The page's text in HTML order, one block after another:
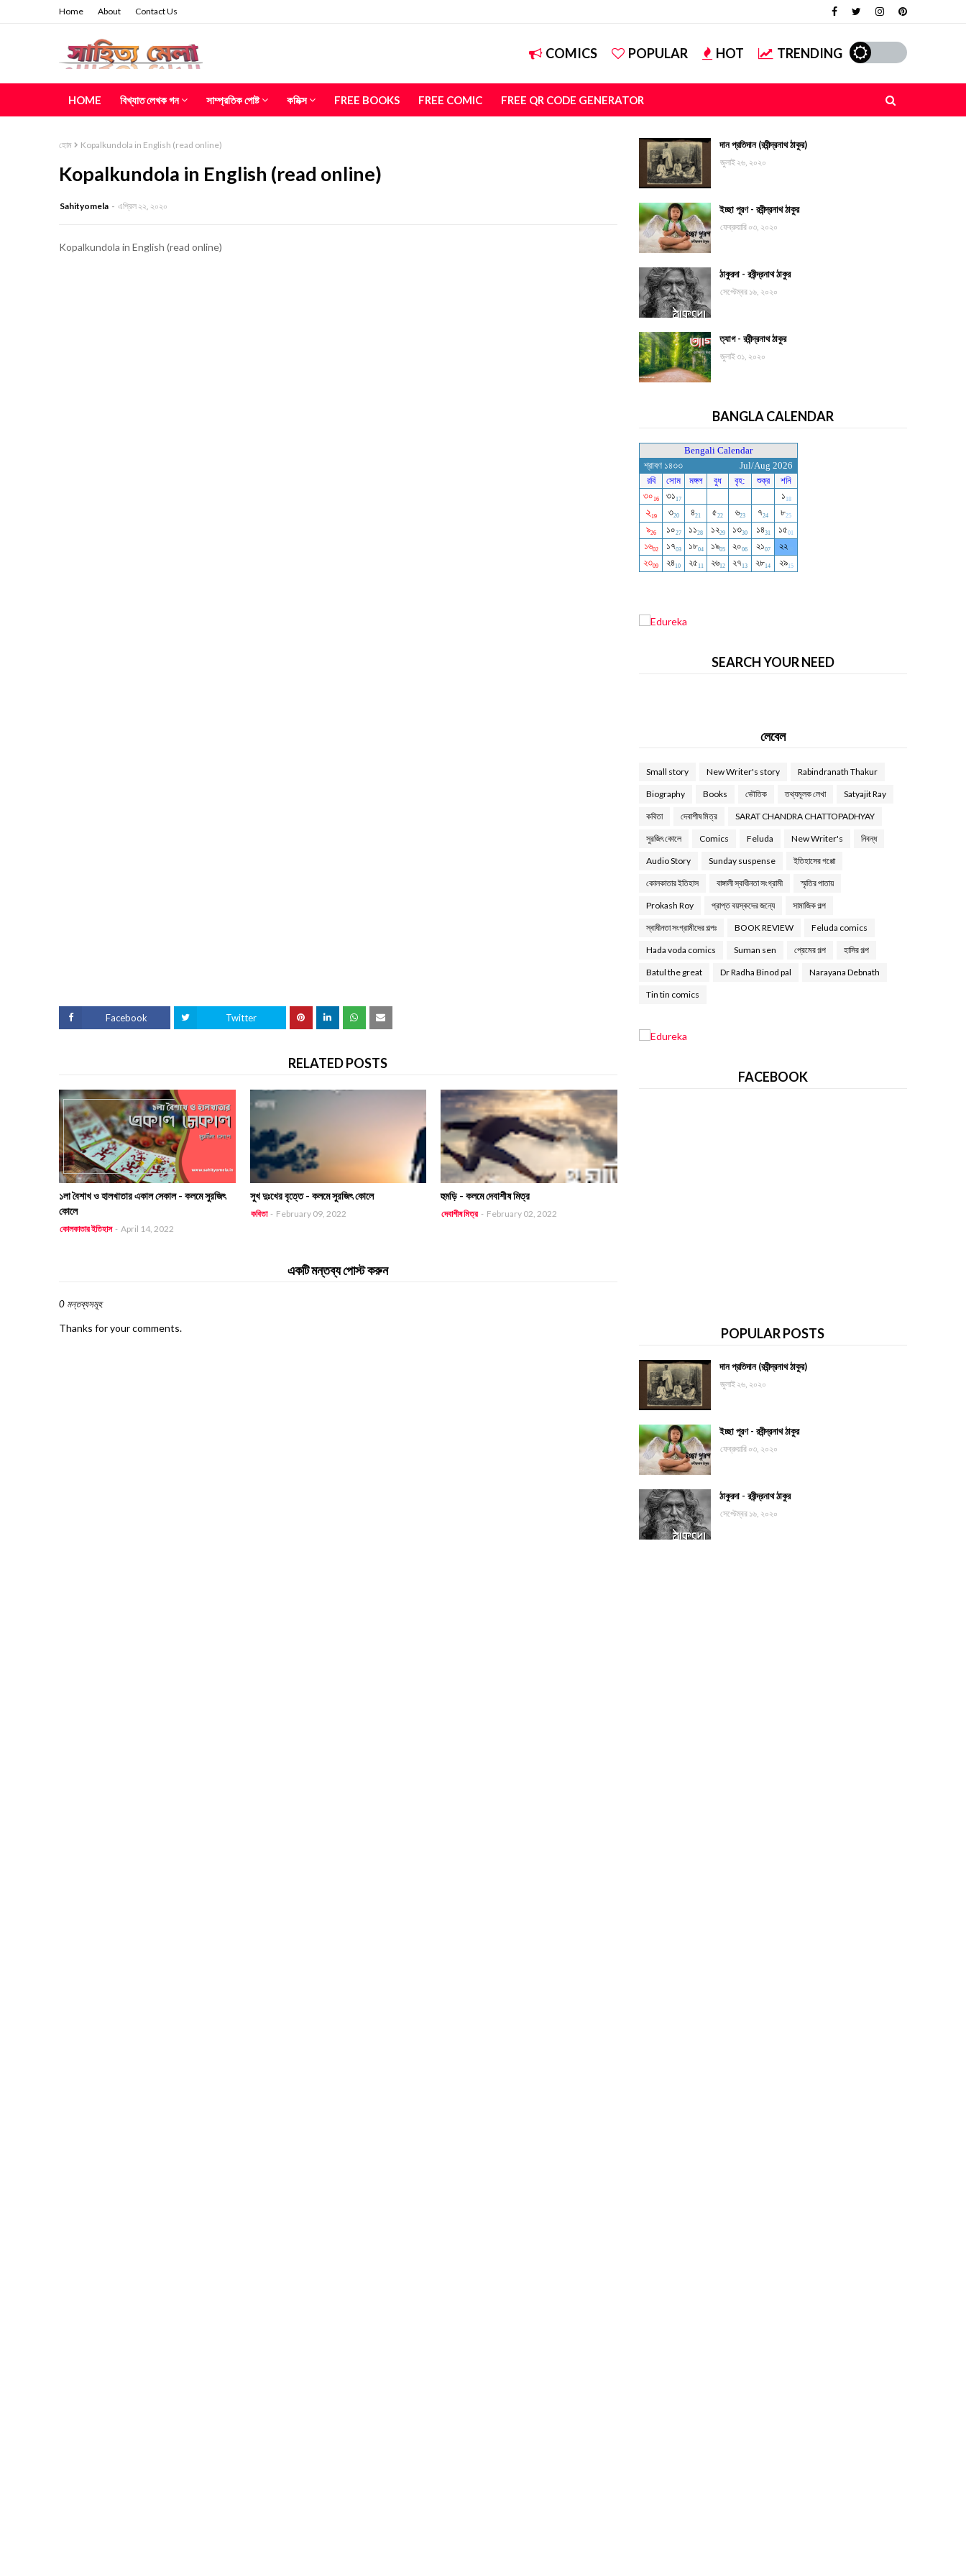
Home About Contact Us
COMICS POPULAR HOT TRENDING
HOME বিখ্যাত লেখক গন সাম্প্রতিক পোষ্ট কমিক্স FREE BOOKS FREE COMIC FREE QR CODE GENERATOR
হোম Kopalkundola in English (read online)
Kopalkundola in English (read online)
Sahityomela এপ্রিল ২২, ২০২০
Kopalkundola in English (read online)
Facebook Twitter
RELATED POSTS
১লা বৈশাখ ও হালখাতার একাল সেকাল - কলমে সুরজিৎ
কোলে
কোলকাতার ইতিহাস - April 14, 2022
সুখ দুঃখের বৃত্তে - কলমে সুরজিৎ কোলে
কবিতা - February 09, 2022
হুমড়ি - কলমে দেবাশীষ মিত্র
দেবাশীষ মিত্র - February 02, 2022
একটি মন্তব্য পোস্ট করুন
0 মন্তব্যসমূহ
Thanks for your comments.
দান প্রতিদান (রবীন্দ্রনাথ ঠাকুর)
জুলাই ২৬, ২০২০
ইচ্ছা পূরণ - রবীন্দ্রনাথ ঠাকুর
ফেব্রুয়ারি ০৩, ২০২০
ঠাকুরদা - রবীন্দ্রনাথ ঠাকুর
সেপ্টেম্বর ১৬, ২০২০
ত্যাগ - রবীন্দ্রনাথ ঠাকুর
জুলাই ৩১, ২০২০
BANGLA CALENDAR
SEARCH YOUR NEED
লেবেল
Small story New Writer's story Rabindranath Thakur
Biography Books ভৌতিক তথ্যমূলক লেখা Satyajit Ray
কবিতা দেবাশীষ মিত্র SARAT CHANDRA CHATTOPADHYAY
সুরজিৎ কোলে Comics Feluda New Writer's নিবন্ধ
Audio Story Sunday suspense ইতিহাসের গপ্পো
কোলকাতার ইতিহাস বাঙ্গালী স্বাধীনতা সংগ্রামী স্মৃতির পাতায়
Prokash Roy প্রাপ্ত বয়স্কদের জন্যে সামাজিক গল্প
স্বাধীনতা সংগ্রামীদের গল্পঃ BOOK REVIEW Feluda comics
Hada voda comics Suman sen প্রেমের গল্প হাসির গল্প
Batul the great Dr Radha Binod pal Narayana Debnath
Tin tin comics
FACEBOOK
POPULAR POSTS
দান প্রতিদান (রবীন্দ্রনাথ ঠাকুর)
জুলাই ২৬, ২০২০
ইচ্ছা পূরণ - রবীন্দ্রনাথ ঠাকুর
ফেব্রুয়ারি ০৩, ২০২০
ঠাকুরদা - রবীন্দ্রনাথ ঠাকুর
সেপ্টেম্বর ১৬, ২০২০